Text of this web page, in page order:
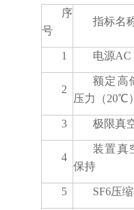
序
号
指标名
1 电源AC
2
额定高
压力（20℃
3 极限真
4
装置真
保持
5 SF6压